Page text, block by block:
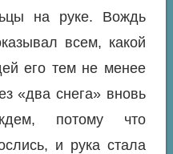
на руке. Вождь
всем, какой
его тем не менее
«два снега» вновь
потому что
и рука стала